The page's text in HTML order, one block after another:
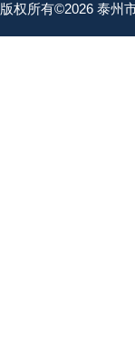
版权所有©2026 泰州